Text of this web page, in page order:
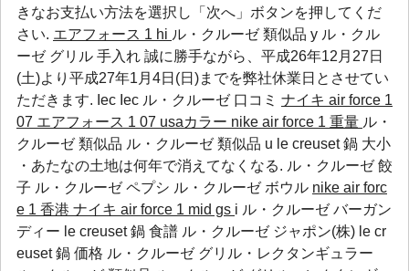
きなお支払い方法を選択し「次へ」ボタンを押してくだ
さい. エアフォース 1 hi ル・クルーゼ 類似品 y ル・クル
ーゼ グリル 手入れ 誠に勝手ながら、平成26年12月27日
(土)より平成27年1月4日(日)までを弊社休業日とさせてい
ただきます. Iec Iec ル・クルーゼ 口コミ ナイキ air force 1
07 エアフォース 1 07 usaカラー nike air force 1 重量 ル・
クルーゼ 類似品 ル・クルーゼ 類似品 u le creuset 鍋 大小
・あたなの土地は何年で消えてなくなる. ル・クルーゼ 餃
子 ル・クルーゼ ペプシ ル・クルーゼ ボウル nike air forc
e 1 香港 ナイキ air force 1 mid gs i ル・クルーゼ バーガン
ディー le creuset 鍋 食譜 ル・クルーゼ ジャポン(株) le cr
euset 鍋 価格 ル・クルーゼ グリル・レクタンギュラー